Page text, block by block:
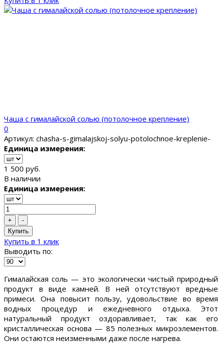
Чаша с гималайской солью (потолочное крепление)
0
Артикул: chasha-s-gimalajskoj-solyu-potolochnoe-kreplenie-
Единица измерения:
1 500 руб.
В наличии
Единица измерения:
+
-
Купить
Купить в 1 клик
Выводить по:
Гималайская соль — это экологически чистый природный
продукт в виде камней. В ней отсутствуют вредные
примеси. Она повысит пользу, удовольствие во время
водных процедур и ежедневного отдыха. Этот
натуральный продукт оздоравливает, так как его
кристаллическая основа — 85 полезных микроэлементов.
Они остаются неизменными даже после нагрева.